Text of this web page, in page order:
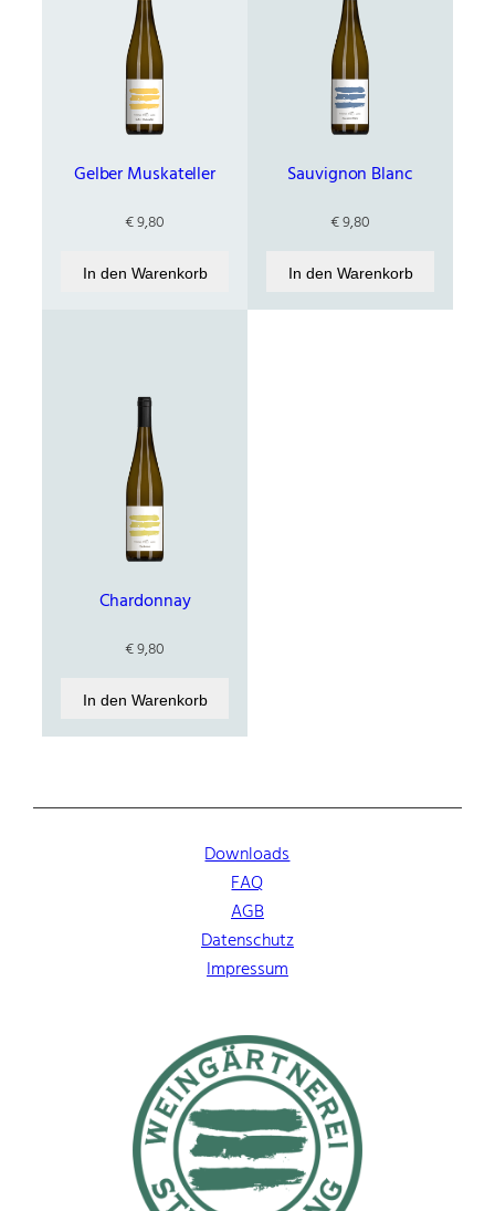
Gelber Muskateller
€9,80
In den Warenkorb
Sauvignon Blanc
€9,80
In den Warenkorb
Chardonnay
€9,80
In den Warenkorb
Downloads
FAQ
AGB
Datenschutz
Impressum